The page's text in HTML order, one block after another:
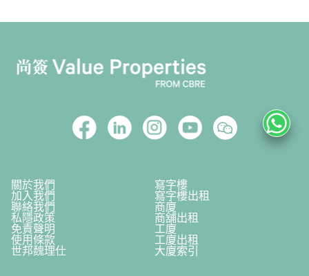
關於我們 寫字樓
加入我們 寫字樓出租
聯絡我們 商廈
私隱政策 商舖出租
免責聲明 工廈
使用條款 工廈出租
世邦魏理仕 大廈索引